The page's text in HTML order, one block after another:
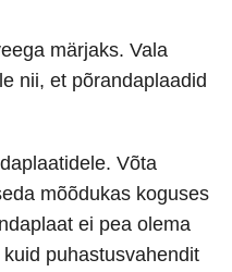
märjaks. Vala
nii, et põrandaplaadid
Võta
mõõdukas koguses
ei pea olema
puhastusvahendit